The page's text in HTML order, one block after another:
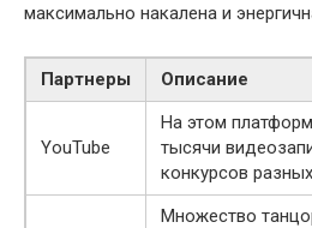
максимально накалена и
Партнеры Описание
YouTube
На этом
тысячи
конкурсов
Множество